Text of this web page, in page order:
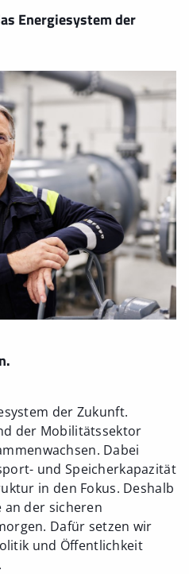
Energiesystem der
der Zukunft.
der Mobilitätssektor
Dabei
und Speicherkapazität
in den Fokus. Deshalb
der sicheren
Dafür setzen wir
und Öffentlichkeit